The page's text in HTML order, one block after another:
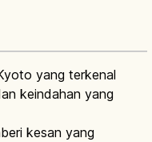
yang terkenal
keindahan yang
kesan yang